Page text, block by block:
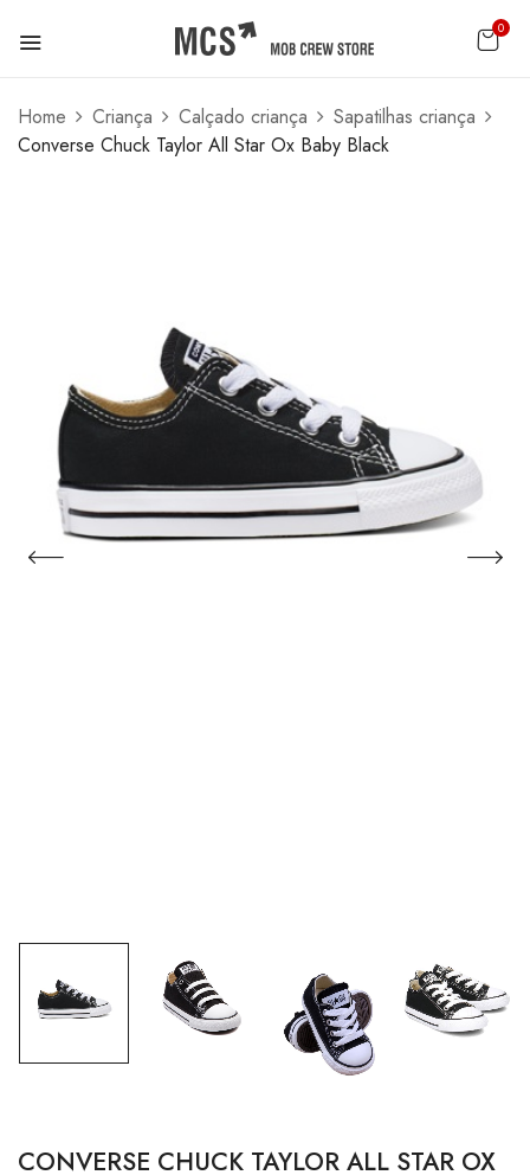
0
Home Criança Calçado criança
Sapatilhas criança
Converse Chuck Taylor All Star Ox Baby Black
CONVERSE CHUCK TAYLOR ALL STAR OX